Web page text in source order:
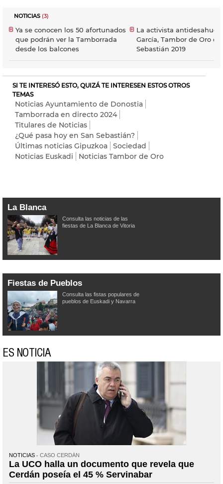
NOTICIAS (3)
Ya se conocen los 50 afortunados
que podrán ver la Tamborrada
desde los balcones
La activista
García, Tambor de Oro de
Sebastián 2019
SI TE INTERESÓ ESTO, QUIZÁ TE INTERESEN ESTOS OTROS
TEMAS
Noticias Ayuntamiento de Donostia
Tamborrada en directo 2024
Titulares de Noticias
¿Qué pasa hoy en San Sebastián?
Últimas noticias Gipuzkoa
Sociedad
Noticias Euskadi
Noticias Tambor de Oro
La Blanca
Consulta las noticias de las
fiestas de La Blanca de Vitoria
Fiestas de Pueblos
Consulta las fistas populares de
pueblos de Euskadi y Navarra
ES NOTICIA
NOTICIAS CASO CERDÁN
La UCO halla un documento que revela que
Cerdán poseía el 45 % Servinabar